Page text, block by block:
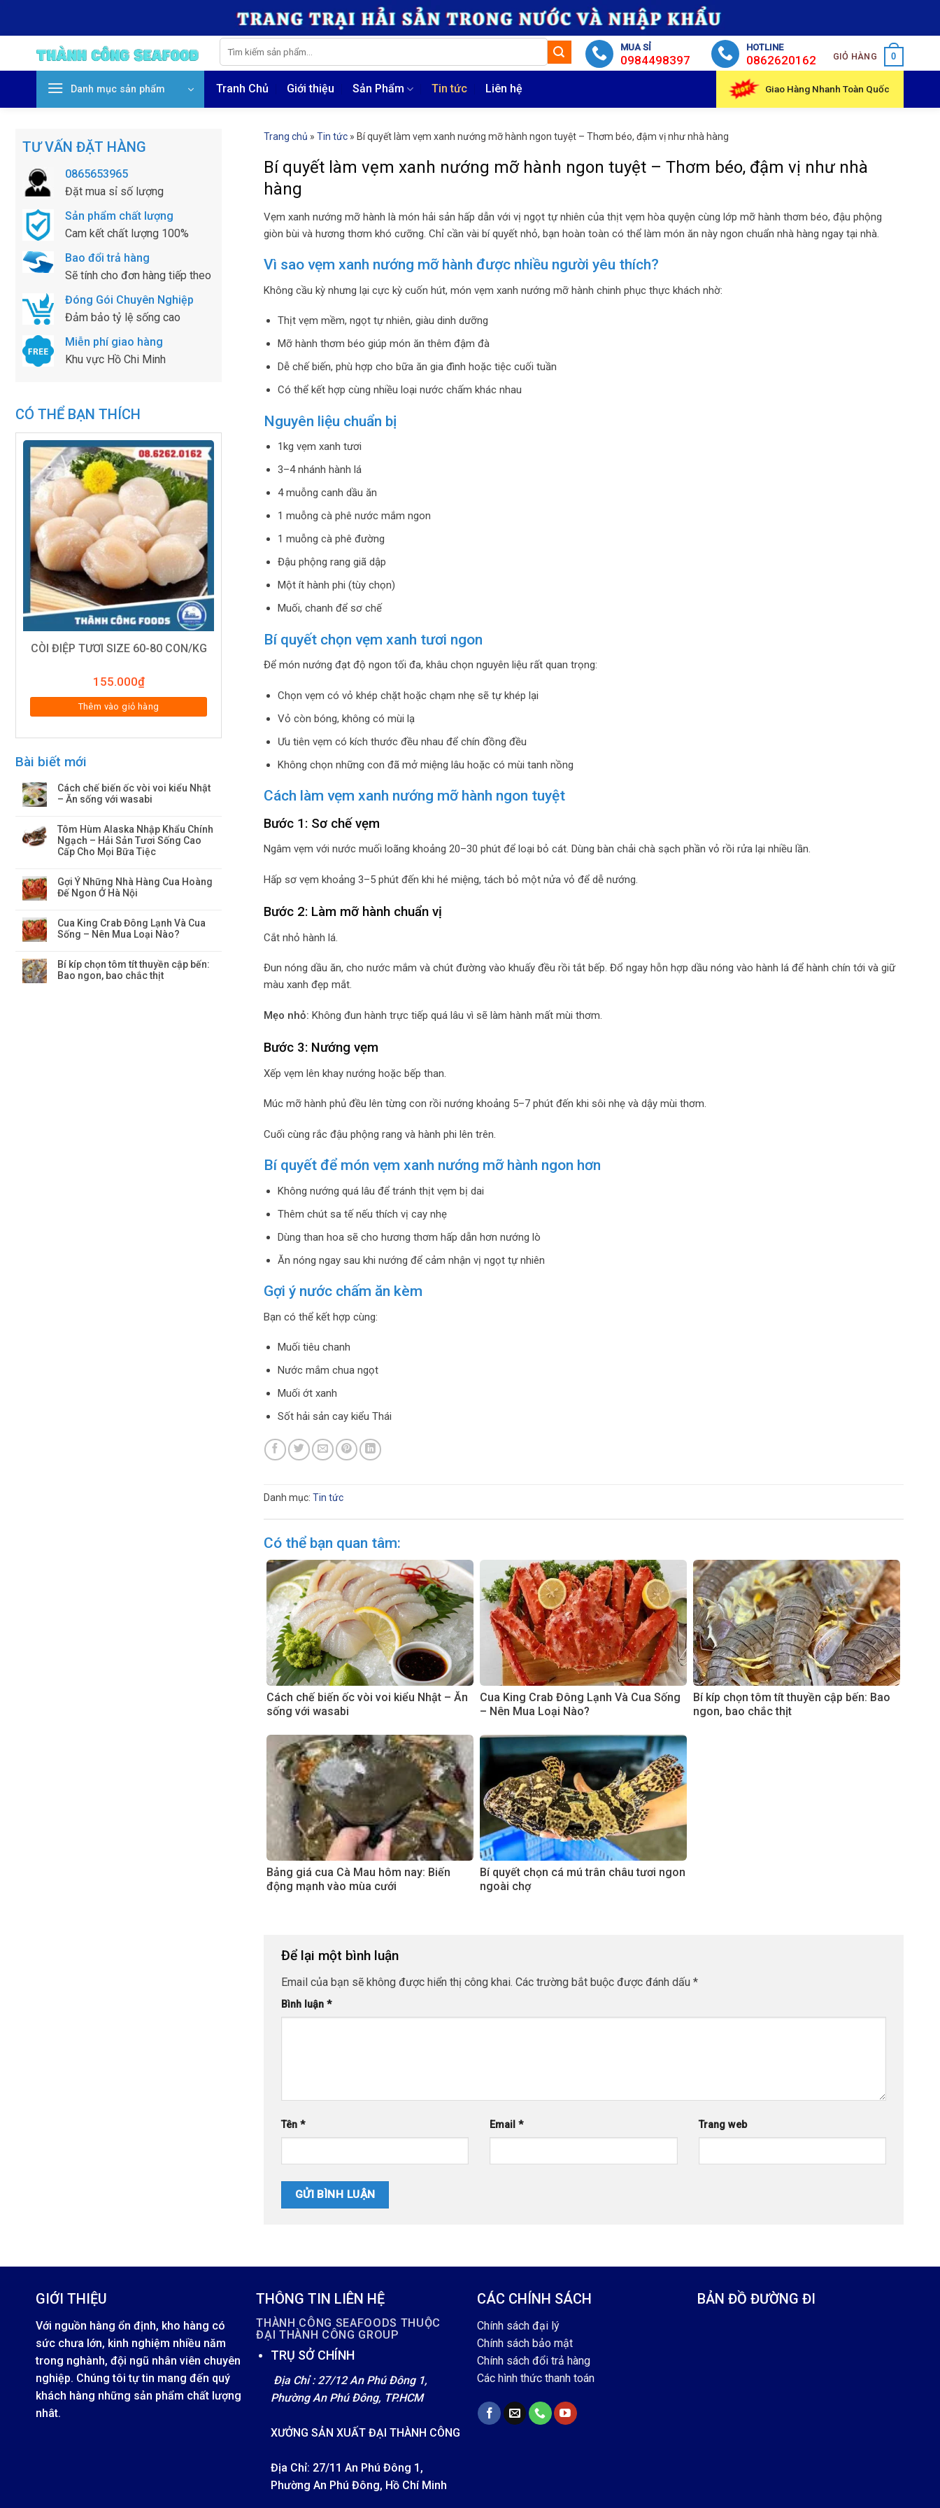
kiếm:
MUA SỈ
0984498397
HOTLINE
0862620162 GIỎ HÀNG 0
Danh mục sản phẩm Tranh Chủ Giới thiệu Sản Phẩm Tin tức Liên hệ Giao Hàng Nhanh Toàn Quốc
TƯ VẤN ĐẶT HÀNG
0865653965
Đặt mua sỉ số lượng
Sản phẩm chất lượng
Cam kết chất lượng 100%
Bao đổi trả hàng
Sẽ tính cho đơn hàng tiếp theo
Đóng Gói Chuyên Nghiệp
Đảm bảo tỷ lệ sống cao
Miễn phí giao hàng
Khu vực Hồ Chi Minh
CÓ THỂ BẠN THÍCH
CÒI ĐIỆP TƯƠI SIZE 60-80 CON/KG
155.000₫
Thêm vào giỏ hàng
Bài biết mới
Cách chế biến ốc vòi voi kiểu Nhật
– Ăn sống với wasabi
Tôm Hùm Alaska Nhập Khẩu Chính
Ngạch – Hải Sản Tươi Sống Cao
Cấp Cho Mọi Bữa Tiệc
Gợi Ý Những Nhà Hàng Cua Hoàng
Đế Ngon Ở Hà Nội
Cua King Crab Đông Lạnh Và Cua
Sống – Nên Mua Loại Nào?
Bí kíp chọn tôm tít thuyền cập bến:
Bao ngon, bao chắc thịt
Trang chủ » Tin tức » Bí quyết làm vẹm xanh nướng mỡ hành ngon tuyệt – Thơm béo, đậm vị như nhà hàng
Bí quyết làm vẹm xanh nướng mỡ hành ngon tuyệt – Thơm béo, đậm vị như nhà
hàng
Vẹm xanh nướng mỡ hành là món hải sản hấp dẫn với vị ngọt tự nhiên của thịt vẹm hòa quyện cùng lớp mỡ hành thơm béo, đậu phộng
giòn bùi và hương thơm khó cưỡng. Chỉ cần vài bí quyết nhỏ, bạn hoàn toàn có thể làm món ăn này ngon chuẩn nhà hàng ngay tại nhà.
Vì sao vẹm xanh nướng mỡ hành được nhiều người yêu thích?
Không cầu kỳ nhưng lại cực kỳ cuốn hút, món vẹm xanh nướng mỡ hành chinh phục thực khách nhờ:
Thịt vẹm mềm, ngọt tự nhiên, giàu dinh dưỡng
Mỡ hành thơm béo giúp món ăn thêm đậm đà
Dễ chế biến, phù hợp cho bữa ăn gia đình hoặc tiệc cuối tuần
Có thể kết hợp cùng nhiều loại nước chấm khác nhau
Nguyên liệu chuẩn bị
1kg vẹm xanh tươi
3–4 nhánh hành lá
4 muỗng canh dầu ăn
1 muỗng cà phê nước mắm ngon
1 muỗng cà phê đường
Đậu phộng rang giã dập
Một ít hành phi (tùy chọn)
Muối, chanh để sơ chế
Bí quyết chọn vẹm xanh tươi ngon
Để món nướng đạt độ ngon tối đa, khâu chọn nguyên liệu rất quan trọng:
Chọn vẹm có vỏ khép chặt hoặc chạm nhẹ sẽ tự khép lại
Vỏ còn bóng, không có mùi lạ
Ưu tiên vẹm có kích thước đều nhau để chín đồng đều
Không chọn những con đã mở miệng lâu hoặc có mùi tanh nồng
Cách làm vẹm xanh nướng mỡ hành ngon tuyệt
Bước 1: Sơ chế vẹm
Ngâm vẹm với nước muối loãng khoảng 20–30 phút để loại bỏ cát. Dùng bàn chải chà sạch phần vỏ rồi rửa lại nhiều lần.
Hấp sơ vẹm khoảng 3–5 phút đến khi hé miệng, tách bỏ một nửa vỏ để dễ nướng.
Bước 2: Làm mỡ hành chuẩn vị
Cắt nhỏ hành lá.
Đun nóng dầu ăn, cho nước mắm và chút đường vào khuấy đều rồi tắt bếp. Đổ ngay hỗn hợp dầu nóng vào hành lá để hành chín tới và giữ
màu xanh đẹp mắt.
Mẹo nhỏ: Không đun hành trực tiếp quá lâu vì sẽ làm hành mất mùi thơm.
Bước 3: Nướng vẹm
Xếp vẹm lên khay nướng hoặc bếp than.
Múc mỡ hành phủ đều lên từng con rồi nướng khoảng 5–7 phút đến khi sôi nhẹ và dậy mùi thơm.
Cuối cùng rắc đậu phộng rang và hành phi lên trên.
Bí quyết để món vẹm xanh nướng mỡ hành ngon hơn
Không nướng quá lâu để tránh thịt vẹm bị dai
Thêm chút sa tế nếu thích vị cay nhẹ
Dùng than hoa sẽ cho hương thơm hấp dẫn hơn nướng lò
Ăn nóng ngay sau khi nướng để cảm nhận vị ngọt tự nhiên
Gợi ý nước chấm ăn kèm
Bạn có thể kết hợp cùng:
Muối tiêu chanh
Nước mắm chua ngọt
Muối ớt xanh
Sốt hải sản cay kiểu Thái
Danh mục: Tin tức
Có thể bạn quan tâm:
Cách chế biến ốc vòi voi kiểu Nhật – Ăn
sống với wasabi
Cua King Crab Đông Lạnh Và Cua Sống
– Nên Mua Loại Nào?
Bí kíp chọn tôm tít thuyền cập bến: Bao
ngon, bao chắc thịt
Bảng giá cua Cà Mau hôm nay: Biến
động mạnh vào mùa cưới
Bí quyết chọn cá mú trân châu tươi ngon
ngoài chợ
Để lại một bình luận
Email của bạn sẽ không được hiển thị công khai. Các trường bắt buộc được đánh dấu *
Bình luận *
Tên * Email* Trang web
GIỚI THIỆU
Với nguồn hàng ổn định, kho hàng có
sức chưa lớn, kinh nghiệm nhiều năm
trong nghành, đội ngũ nhân viên chuyên
nghiệp. Chúng tôi tự tin mang đến quý
khách hàng những sản phẩm chất lượng
nhât.
THÔNG TIN LIÊN HỆ
THÀNH CÔNG SEAFOODS THUỘC
ĐẠI THÀNH CÔNG GROUP
TRỤ SỞ CHÍNH
Địa Chỉ : 27/12 An Phú Đông 1,
Phường An Phú Đông, TP.HCM
XƯỞNG SẢN XUẤT ĐẠI THÀNH CÔNG
Địa Chỉ: 27/11 An Phú Đông 1,
Phường An Phú Đông, Hồ Chí Minh
CÁC CHÍNH SÁCH
Chính sách đại lý
Chính sách bảo mật
Chính sách đổi trả hàng
Các hình thức thanh toán
BẢN ĐỒ ĐƯỜNG ĐI